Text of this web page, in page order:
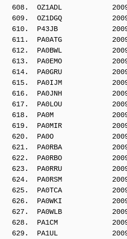
608.  OZ1ADL
609.  OZ1DGQ
610.  P43JB
611.  PA0ATG
612.  PA0BWL
613.  PA0EMO
614.  PA0GRU
615.  PA0IJM
616.  PA0JNH
617.  PA0LOU
618.  PA0M
619.  PA0MIR
620.  PA0O
621.  PA0RBA
622.  PA0RBO
623.  PA0RRU
624.  PA0RSM
625.  PA0TCA
626.  PA0WKI
627.  PA0WLB
628.  PA1CM
629.  PA1UL